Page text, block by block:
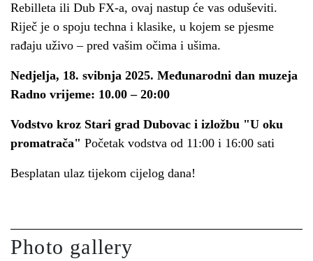
Rebilleta ili Dub FX-a, ovaj nastup će vas oduševiti.
Riječ je o spoju techna i klasike, u kojem se pjesme
rađaju uživo – pred vašim očima i ušima.
Nedjelja, 18. svibnja 2025. Međunarodni dan muzeja
Radno vrijeme: 10.00 – 20:00
Vodstvo kroz Stari grad Dubovac i izložbu "U oku
promatrača" Početak vodstva od 11:00 i 16:00 sati
Besplatan ulaz tijekom cijelog dana!
Photo gallery